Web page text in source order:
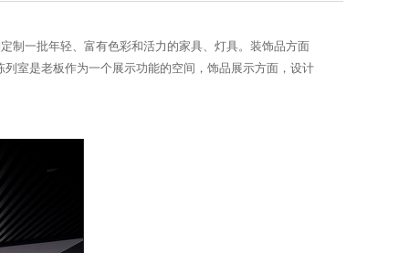
制一批年轻、富有色彩和活力的家具、灯具。装饰品方面
室是老板作为一个展示功能的空间，饰品展示方面，设计